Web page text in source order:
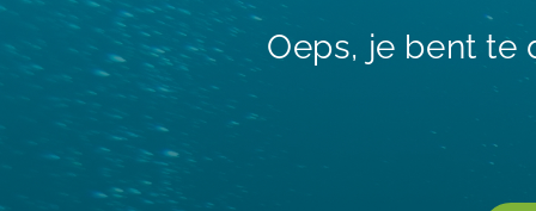
Oeps, je bent te